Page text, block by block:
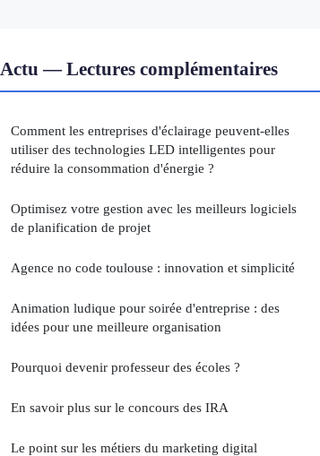
Actu — Lectures complémentaires
Comment les entreprises d'éclairage peuvent-elles
utiliser des technologies LED intelligentes pour
réduire la consommation d'énergie ?
Optimisez votre gestion avec les meilleurs logiciels
de planification de projet
Agence no code toulouse : innovation et simplicité
Animation ludique pour soirée d'entreprise : des
idées pour une meilleure organisation
Pourquoi devenir professeur des écoles ?
En savoir plus sur le concours des IRA
Le point sur les métiers du marketing digital